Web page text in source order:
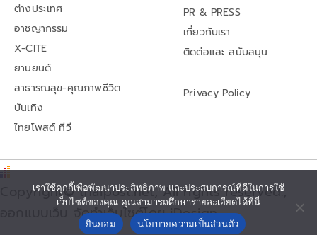
ต่างประเทศ
อาชญากรรม
X-CITE
ยานยนต์
สาธารณสุข-คุณภาพชีวิต
บันเทิง
ไทยโพสต์ ทีวี
PR & PRESS
เกี่ยวกับเรา
ติดต่อและ สนับสนุน
Privacy Policy
Copyright© thaipost.net, All rights reserved.,
ออกแบบเว็บ จัดทำเว็บไซต์โดย iDesign
เราใช้คุกกี้เพื่อพัฒนาประสิทธิภาพ และประสบการณ์ที่ดีในการใช้
เว็บไซต์ของคุณ คุณสามารถศึกษารายละเอียดได้ที่นี่
ยินยอม
นโยบายความเป็นส่วนตัว